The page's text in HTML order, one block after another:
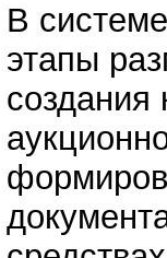
В
этапы
создания